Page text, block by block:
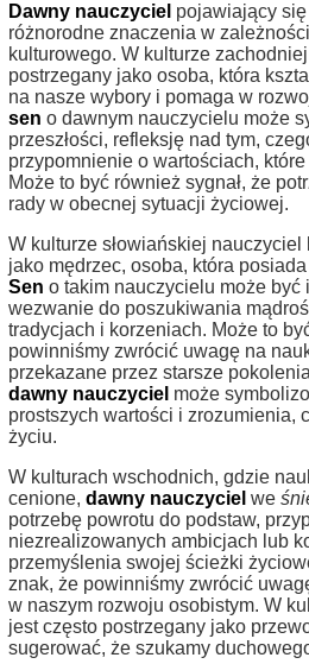
Dawny nauczyciel pojawiający
różnorodne znaczenia w
kulturowego. W kulturze
postrzegany jako osoba, która
na nasze wybory i pomaga w
sen o dawnym nauczycielu może
przeszłości, refleksję nad tym,
przypomnienie o wartościach,
Może to być również sygnał, że
rady w obecnej sytuacji życiowej.
W kulturze słowiańskiej nauczyciel
jako mędrzec, osoba, która
Sen o takim nauczycielu może być
wezwanie do poszukiwania
tradycjach i korzeniach. Może to
powinniśmy zwrócić uwagę na
przekazane przez starsze
dawny nauczyciel może
prostszych wartości i zrozumienia,
życiu.
W kulturach wschodnich, gdzie
cenione, dawny nauczyciel we
potrzebę powrotu do podstaw,
niezrealizowanych ambicjach lub
przemyślenia swojej ścieżki
znak, że powinniśmy zwrócić
w naszym rozwoju osobistym. W
jest często postrzegany jako
sugerować, że szukamy